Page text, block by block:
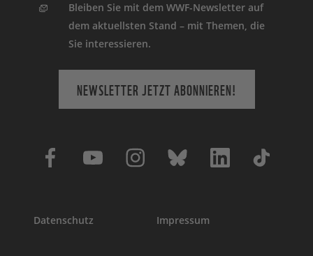
Bleiben Sie mit dem WWF-Newsletter auf
dem aktuellsten Stand – mit Themen, die
Sie interessieren.
NEWSLETTER JETZT ABONNIEREN!
Datenschutz Impressum